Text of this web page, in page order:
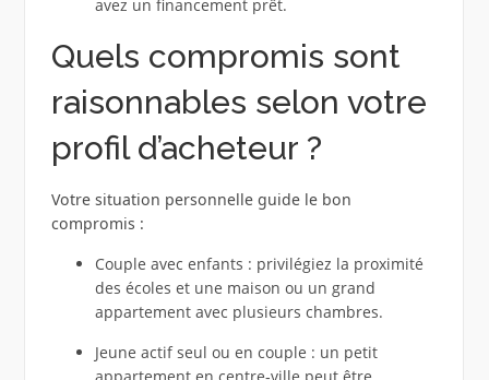
avez un financement prêt.
Quels compromis sont
raisonnables selon votre
profil d’acheteur ?
Votre situation personnelle guide le bon
compromis :
Couple avec enfants : privilégiez la proximité
des écoles et une maison ou un grand
appartement avec plusieurs chambres.
Jeune actif seul ou en couple : un petit